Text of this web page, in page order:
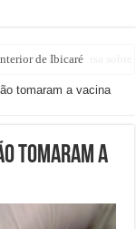
de Ibicaré
com conversa
tomaram a vacina
tomaram a